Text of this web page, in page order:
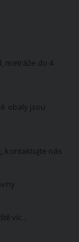
metráže do 4
obaly jsou
, kontaktujte nás
víc...